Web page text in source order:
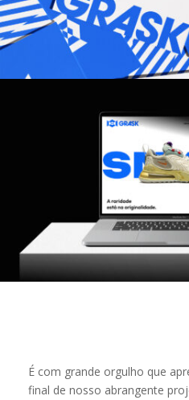
É com grande orgulho que
final de nosso abrangente